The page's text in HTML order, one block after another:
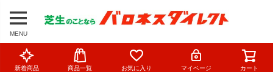
MENU
新着商品 商品一覧 お気に入り マイページ カート